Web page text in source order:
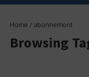
Home / abonnemont
Browsing